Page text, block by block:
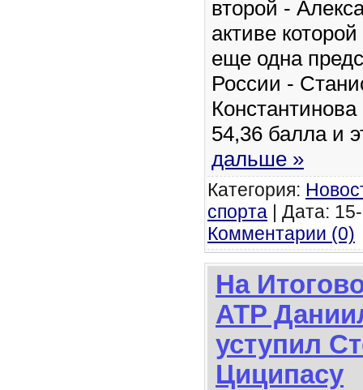
второй -
активе
еще одна
России -
54,36 балла и
дальше »
Категория:
спорта | Дата:
Комментарии (0)
На
ATP
уступил
Циципасу